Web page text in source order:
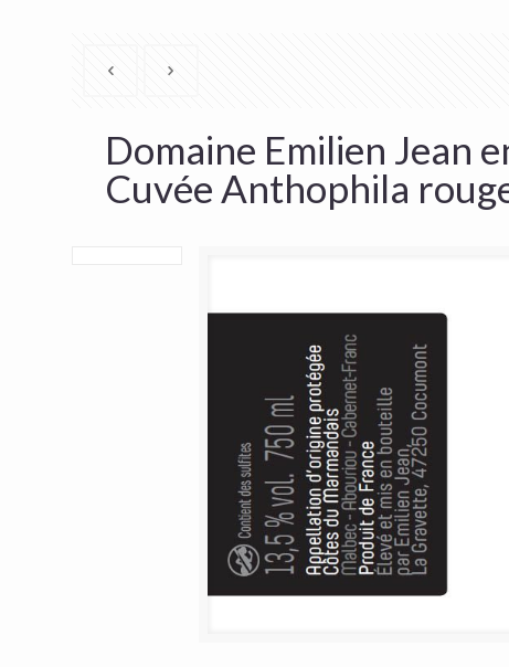
Domaine Emilien Jean
Cuvée Anthophila